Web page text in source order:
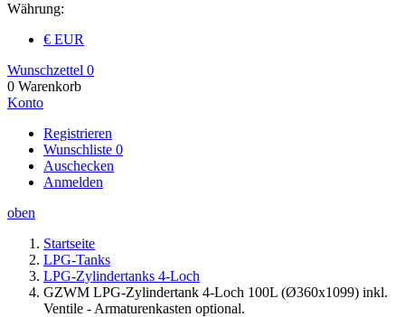
Währung:
€ EUR
Wunschzettel 0
0 Warenkorb
Konto
Registrieren
Wunschliste 0
Auschecken
Anmelden
oben
Startseite
LPG-Tanks
LPG-Zylindertanks 4-Loch
GZWM LPG-Zylindertank 4-Loch 100L (Ø360x1099) inkl.
Ventile - Armaturenkasten optional.